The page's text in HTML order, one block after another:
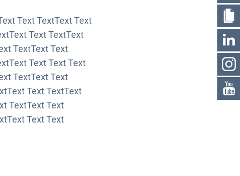
Text TextText Text
Text TextText
TextText Text
Text Text Text
TextText Text
Text TextText
TextText Text
Text Text